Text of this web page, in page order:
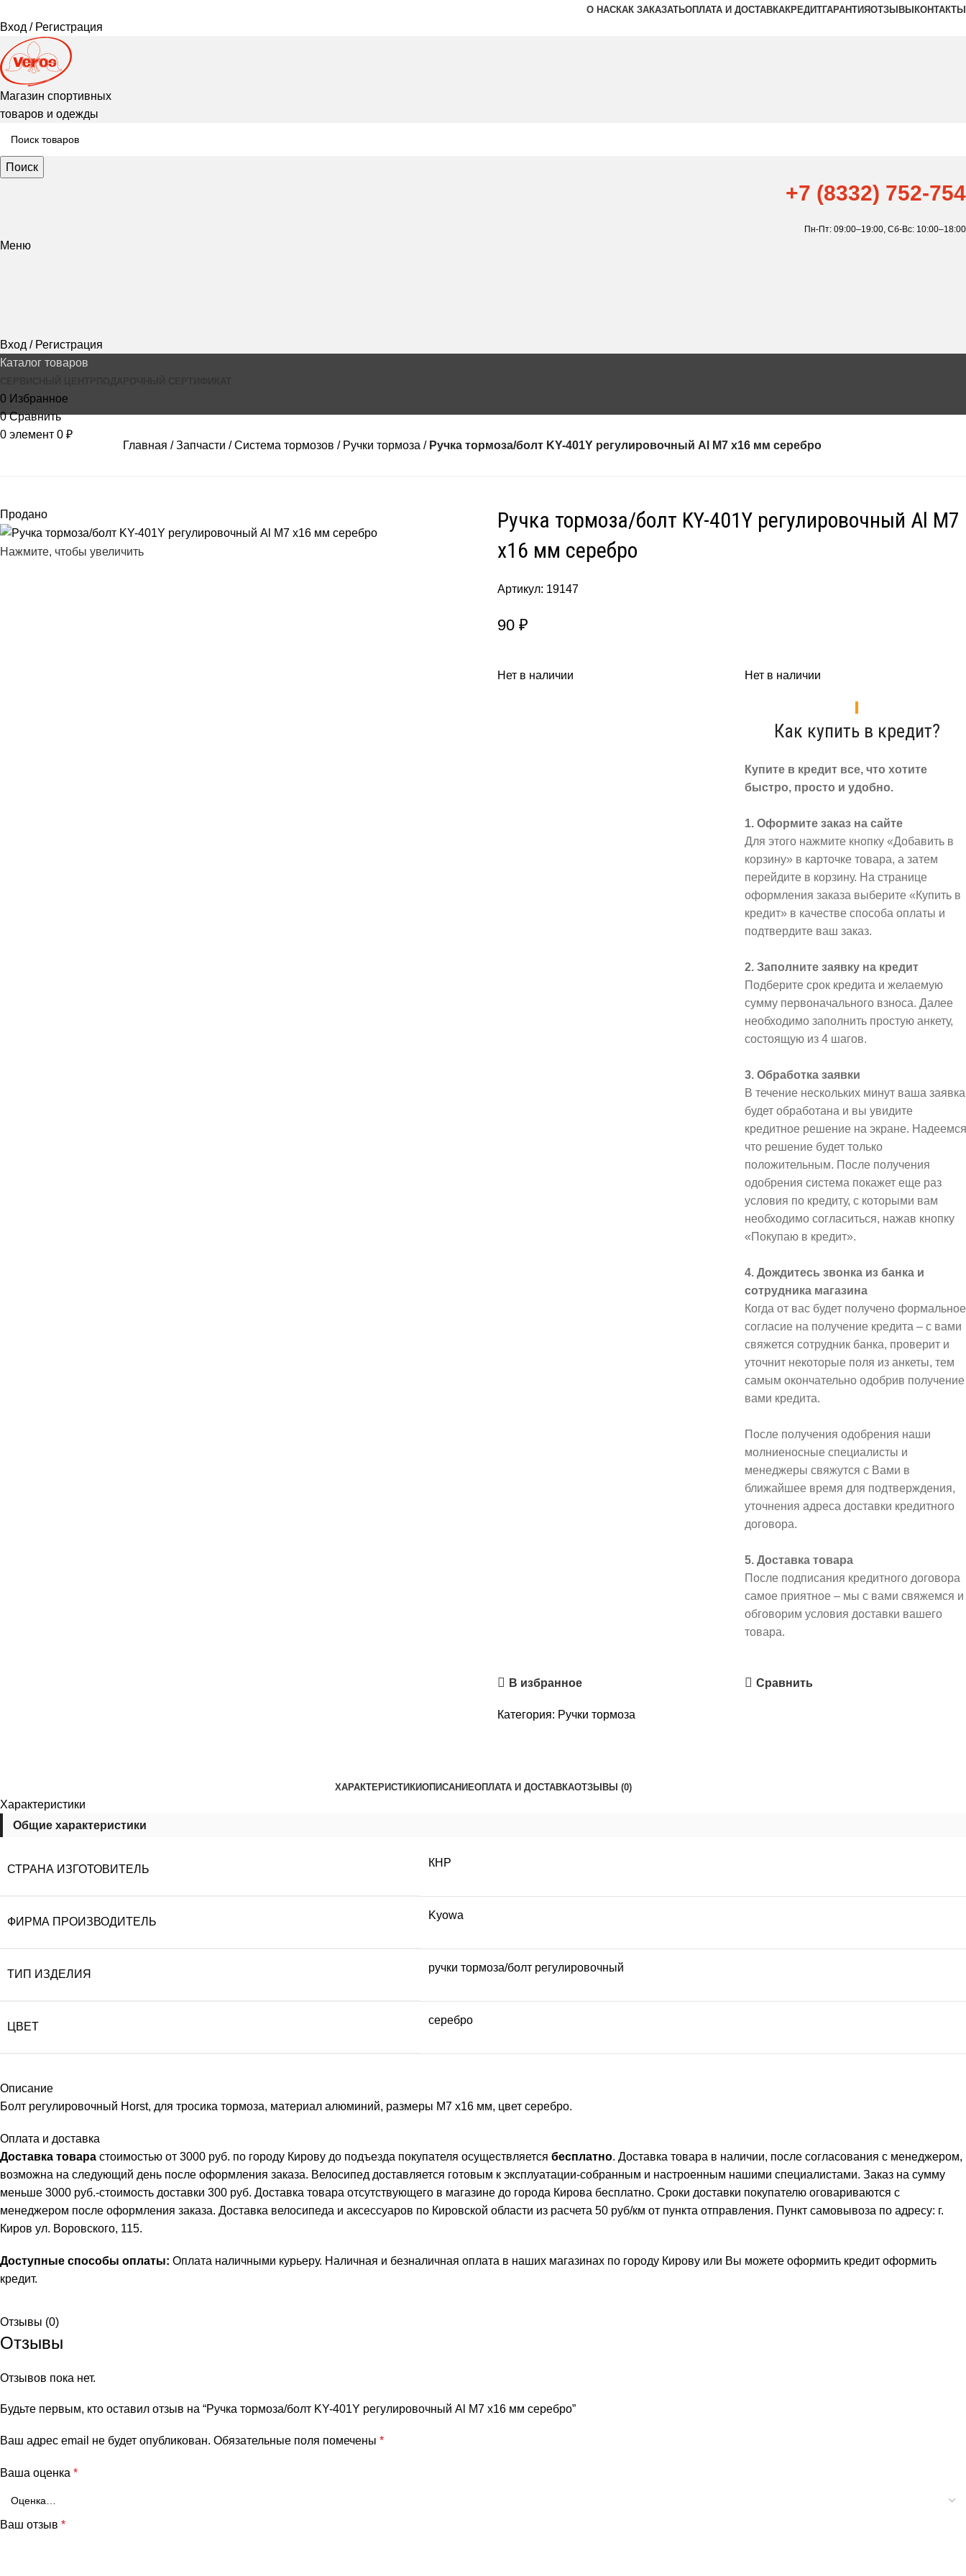
О НАСКАК ЗАКАЗАТЬОПЛАТА И ДОСТАВКАКРЕДИТГАРАНТИЯОТЗЫВЫ КОНТАКТЫ
Вход / Регистрация
Магазин спортивных
товаров и одежды
Поиск
+7 (8332) 752-754
Пн-Пт: 09:00–19:00, Сб-Вс: 10:00–18:00
Меню
Вход / Регистрация
Каталог товаров
0 Избранное
0 Сравнить
0 элемент 0 ₽
Главная
Запчасти Система тормозов Ручки тормоза Ручка тормоза/болт KY-401Y регулировочный Al M7 x16 мм серебро
Продано
Нажмите, чтобы увеличить
Ручка тормоза/болт KY-401Y регулировочный Al M7
x16 мм серебро
Артикул: 19147
90 ₽
Нет в наличии Нет в наличии
Как купить в кредит?
Купите в кредит все, что хотите
быстро, просто и удобно.
1. Оформите заказ на сайте
Для этого нажмите кнопку «Добавить в
корзину» в карточке товара, а затем
перейдите в корзину. На странице
оформления заказа выберите «Купить в
кредит» в качестве способа оплаты и
подтвердите ваш заказ.
2. Заполните заявку на кредит
Подберите срок кредита и желаемую
сумму первоначального взноса. Далее
необходимо заполнить простую анкету,
состоящую из 4 шагов.
3. Обработка заявки
В течение нескольких минут ваша заявка
будет обработана и вы увидите
кредитное решение на экране.
что решение будет только
положительным. После получения
одобрения система покажет еще раз
условия по кредиту, с которыми вам
необходимо согласиться, нажав кнопку
«Покупаю в кредит».
4. Дождитесь звонка из банка и
сотрудника магазина
Когда от вас будет получено формальное
согласие на получение кредита – с вами
свяжется сотрудник банка, проверит и
уточнит некоторые поля из анкеты, тем
самым окончательно одобрив получение
вами кредита.
После получения одобрения наши
молниеносные специалисты и
менеджеры свяжутся с Вами в
ближайшее время для подтверждения,
уточнения адреса доставки кредитного
договора.
5. Доставка товара
После подписания кредитного договора
самое приятное – мы с вами свяжемся и
обговорим условия доставки вашего
товара.
В избранное Сравнить
Категория: Ручки тормоза
ХАРАКТЕРИСТИКИОПИСАНИЕОПЛАТА И ДОСТАВКАОТЗЫВЫ (0)
Характеристики
Общие характеристики
СТРАНА ИЗГОТОВИТЕЛЬ
КНР
ФИРМА ПРОИЗВОДИТЕЛЬ
Kyowa
ТИП ИЗДЕЛИЯ
ручки тормоза/болт регулировочный
ЦВЕТ
серебро
Описание
Болт регулировочный Horst, для тросика тормоза, материал алюминий, размеры M7 x16 мм, цвет серебро.
Оплата и доставка
Доставка товара стоимостью от 3000 руб. по городу Кирову до подъезда покупателя осуществляется бесплатно. Доставка товара в наличии, после согласования с менеджером,
возможна на следующий день после оформления заказа. Велосипед доставляется готовым к эксплуатации-собранным и настроенным нашими специалистами. Заказ на сумму
меньше 3000 руб.-стоимость доставки 300 руб. Доставка товара отсутствующего в магазине до города Кирова бесплатно. Сроки доставки покупателю оговариваются с
менеджером после оформления заказа. Доставка велосипеда и аксессуаров по Кировской области из расчета 50 руб/км от пункта отправления. Пункт самовывоза по адресу: г.
Киров ул. Воровского, 115.
Доступные способы оплаты: Оплата наличными курьеру. Наличная и безналичная оплата в наших магазинах по городу Кирову или Вы можете оформить кредит оформить
кредит.
Отзывы (0)
Отзывы
Отзывов пока нет.
Будьте первым, кто оставил отзыв на “Ручка тормоза/болт KY-401Y регулировочный Al M7 x16 мм серебро”
Ваш адрес email не будет опубликован. Обязательные поля помечены *
Ваша оценка *
Ваш отзыв *